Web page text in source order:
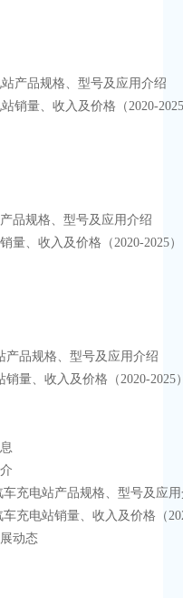
充电站产品规格、型号及应用介绍
充电站销量、收入及价格（2020-
站产品规格、型号及应用介绍
站销量、收入及价格（2020-2025）
电站产品规格、型号及应用介绍
电站销量、收入及价格（2020-2025
介
动汽车充电站产品规格、型号及应
动汽车充电站销量、收入及价格（
展动态